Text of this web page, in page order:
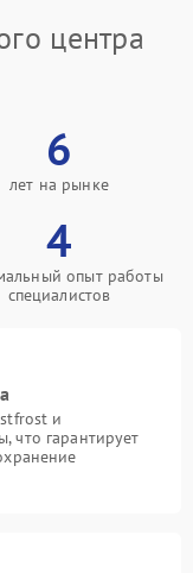
центра
6
лет на рынке
4
опыт работы
специалистов
и
что гарантирует